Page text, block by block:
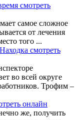
смотреть
самое сложное
от лечения
того ...
Находка смотреть
во всей округе
Трофим –
онлайн
же, получить